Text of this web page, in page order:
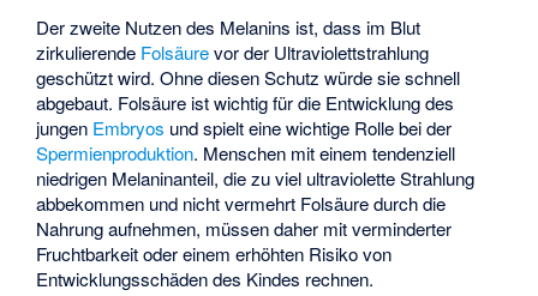
Der zweite Nutzen des Melanins ist, dass im Blut
zirkulierende Folsäurevor der Ultraviolettstrahlung
geschützt wird. Ohne diesen Schutz würde sie schnell
abgebaut. Folsäure ist wichtig für die Entwicklung des
jungen Embryos und spielt eine wichtige Rolle bei der
Spermienproduktion. Menschen mit einem tendenziell
niedrigen Melaninanteil, die zu viel ultraviolette Strahlung
abbekommen und nicht vermehrt Folsäure durch die
Nahrung aufnehmen, müssen daher mit verminderter
Fruchtbarkeit oder einem erhöhten Risiko von
Entwicklungsschäden des Kindes rechnen.